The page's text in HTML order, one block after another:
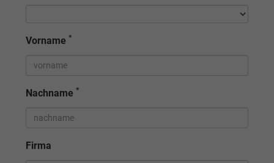
Vorname *
Nachname *
Firma